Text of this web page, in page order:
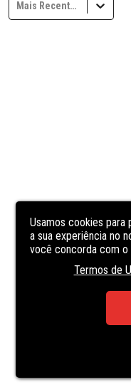
Usamos cookies para
a sua experiência no
você concorda com o
Termos de
Mais Recentes